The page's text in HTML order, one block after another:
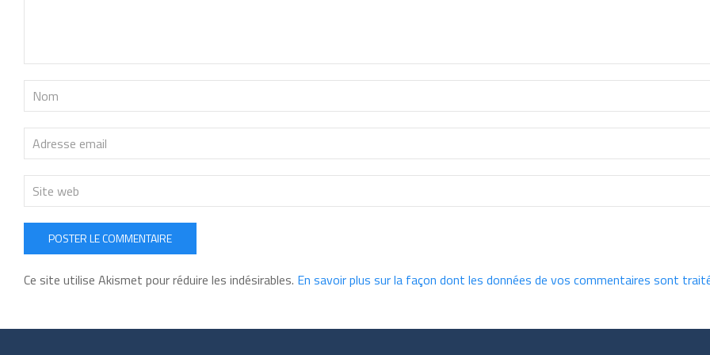
POSTER LE COMMENTAIRE
Ce site utilise Akismet pour réduire les indésirables. En savoir plus sur la façon dont les données de vos commentaires sont